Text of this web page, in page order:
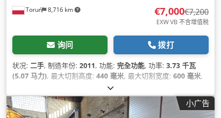
Toruń 8,716 km €7,000€7,200
EXW VB 不含增值税
询问 拨打
状况: 二手, 制造年份: 2011, 功能: 完全功能, 功率: 3.73 千瓦
(5.07 马力), 最大切割高度: 440 毫米, 最大切割宽度: 600 毫米,
1,700 毫米
1,300 毫米, 总重量:1,320 千克, 设备:CE标志,
小广告